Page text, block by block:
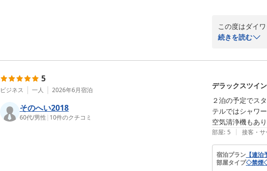
この度はダイ
また、見晴ら
これからもご
ダイワロイネ
ダイワロイネ
2026-07-06
続きを読む
5
ビジネス 一人 2026年6月宿泊
そのへい2018
60代/男性 | 10件のクチコミ
デラックスツイ
２泊の予定でス
テルではシャワ
空気清浄機もあ
部屋: 5 | 接客・サ
宿泊プラン 【連
部屋タイプ◇禁煙